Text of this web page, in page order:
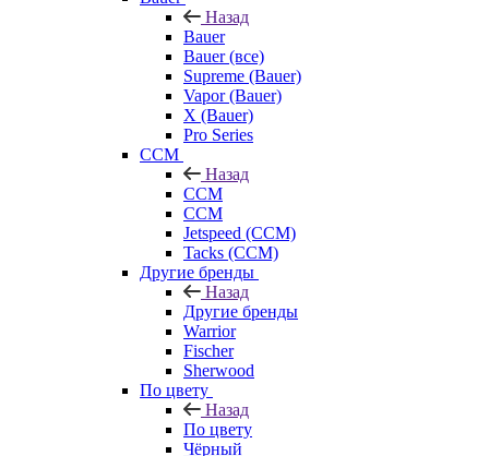
Назад
Bauer
Bauer (все)
Supreme (Bauer)
Vapor (Bauer)
X (Bauer)
Pro Series
CCM
Назад
CCM
CCM
Jetspeed (CCM)
Tacks (CCM)
Другие бренды
Назад
Другие бренды
Warrior
Fischer
Sherwood
По цвету
Назад
По цвету
Чёрный